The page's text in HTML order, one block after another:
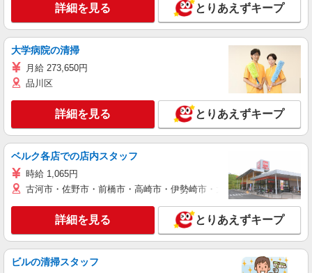
詳細を見る とりあえずキープ
大学病院の清掃
月給 273,650円
品川区
詳細を見る とりあえずキープ
ベルク各店での店内スタッフ
時給 1,065円
古河市・佐野市・前橋市・高崎市・伊勢崎市・太田市・館林市・藤
詳細を見る とりあえずキープ
ビルの清掃スタッフ